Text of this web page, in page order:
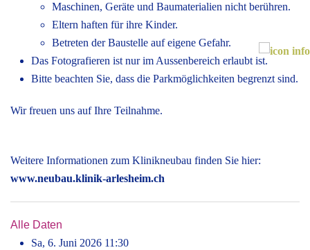
Maschinen, Geräte und Baumaterialien nicht berühren.
Eltern haften für ihre Kinder.
Betreten der Baustelle auf eigene Gefahr.
Das Fotografieren ist nur im Aussenbereich erlaubt ist.
Bitte beachten Sie, dass die Parkmöglichkeiten begrenzt sind.
Wir freuen uns auf Ihre Teilnahme.
Weitere Informationen zum Klinikneubau finden Sie hier:
www.neubau.klinik-arlesheim.ch
Alle Daten
Sa, 6. Juni 2026 11:30